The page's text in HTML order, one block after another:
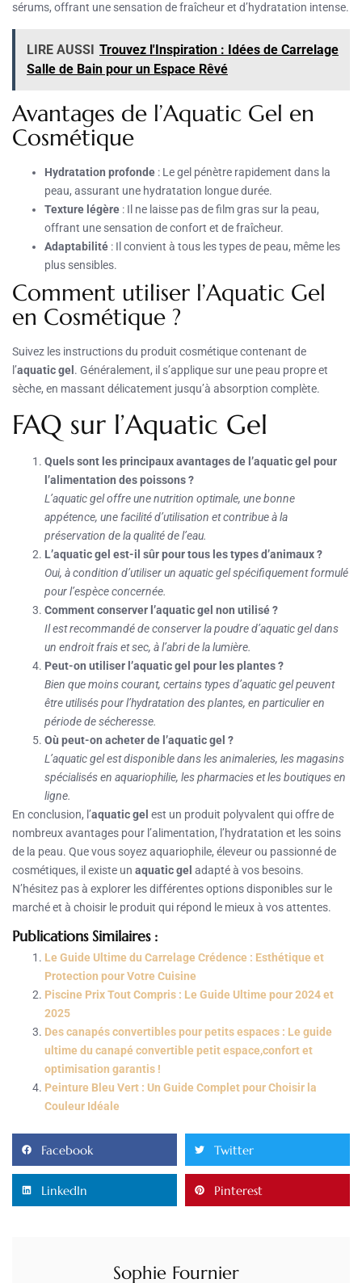
sérums, offrant une sensation de fraîcheur et d’hydratation intense.
LIRE AUSSI Trouvez l'Inspiration : Idées de Carrelage
Salle de Bain pour un Espace Rêvé
Avantages de l’Aquatic Gel en
Cosmétique
Hydratation profonde : Le gel pénètre rapidement dans la
peau, assurant une hydratation longue durée.
Texture légère : Il ne laisse pas de film gras sur la peau,
offrant une sensation de confort et de fraîcheur.
Adaptabilité : Il convient à tous les types de peau, même les
plus sensibles.
Comment utiliser l’Aquatic Gel
en Cosmétique ?
Suivez les instructions du produit cosmétique contenant de
l’aquatic gel . Généralement, il s’applique sur une peau propre et
sèche, en massant délicatement jusqu’à absorption complète.
FAQ sur l’Aquatic Gel
Quels sont les principaux avantages de l’aquatic gel pour
l’alimentation des poissons ?
L’aquatic gel offre une nutrition optimale, une bonne
appétence, une facilité d’utilisation et contribue à la
préservation de la qualité de l’eau.
L’aquatic gel est-il sûr pour tous les types d’animaux ?
Oui, à condition d’utiliser un aquatic gel spécifiquement formulé
pour l’espèce concernée.
Comment conserver l’aquatic gel non utilisé ?
Il est recommandé de conserver la poudre d’aquatic gel dans
un endroit frais et sec, à l’abri de la lumière.
Peut-on utiliser l’aquatic gel pour les plantes ?
Bien que moins courant, certains types d’aquatic gel peuvent
être utilisés pour l’hydratation des plantes, en particulier en
période de sécheresse.
Où peut-on acheter de l’aquatic gel ?
L’aquatic gel est disponible dans les animaleries, les magasins
spécialisés en aquariophilie, les pharmacies et les boutiques en
ligne.
En conclusion, l’aquatic gel est un produit polyvalent qui offre de
nombreux avantages pour l’alimentation, l’hydratation et les soins
de la peau. Que vous soyez aquariophile, éleveur ou passionné de
cosmétiques, il existe un aquatic gel adapté à vos besoins.
N’hésitez pas à explorer les différentes options disponibles sur le
marché et à choisir le produit qui répond le mieux à vos attentes.
Publications Similaires :
Le Guide Ultime du Carrelage Crédence : Esthétique et
Protection pour Votre Cuisine
Piscine Prix Tout Compris : Le Guide Ultime pour 2024 et
2025
Des canapés convertibles pour petits espaces : Le guide
ultime du canapé convertible petit espace,confort et
optimisation garantis !
Peinture Bleu Vert : Un Guide Complet pour Choisir la
Couleur Idéale
Facebook Twitter
LinkedIn Pinterest
Sophie Fournier